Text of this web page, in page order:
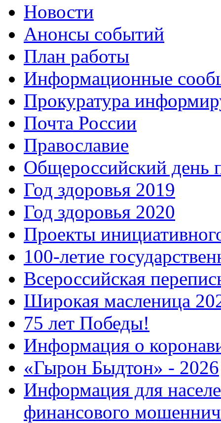
Новости
Анонсы событий
План работы
Информационные
Прокуратура
Почта России
Православие
Общероссийский день
Год здоровья 2019
Год здоровья 2020
Проекты
100-летие
Всероссийская
Широкая масленица
75 лет Победы!
Информация о
«Гырон Быдтон» - 2026
Информация для
финансового